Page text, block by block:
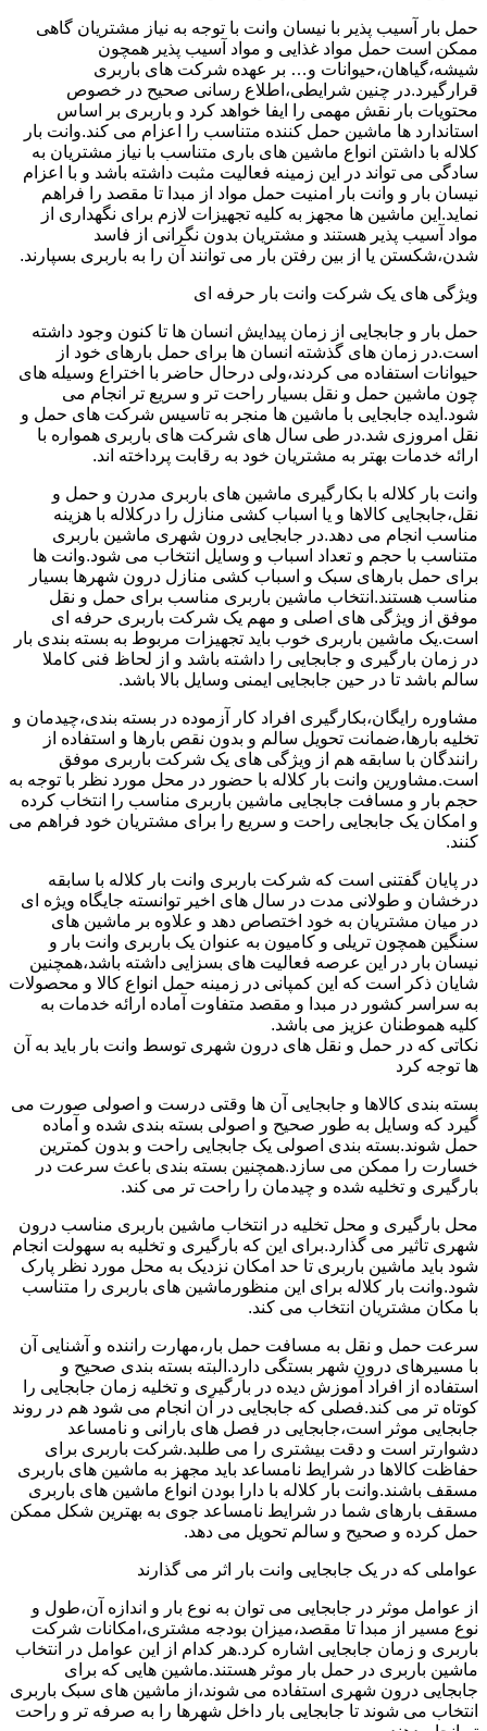
حمل بار آسیب پذیر با نیسان وانت با توجه به نیاز مشتریان گاهی
ممکن است حمل مواد غذایی و مواد آسیب پذیر همچون
شیشه،گیاهان،حیوانات و… بر عهده شرکت های باربری
قرارگیرد.در چنین شرایطی،اطلاع رسانی صحیح در خصوص
محتویات بار نقش مهمی را ایفا خواهد کرد و باربری بر اساس
استاندارد ها ماشین حمل کننده متناسب را اعزام می کند.وانت بار
کلاله با داشتن انواع ماشین های باری متناسب با نیاز مشتریان به
سادگی می تواند در این زمینه فعالیت مثبت داشته باشد و با اعزام
نیسان بار و وانت بار امنیت حمل مواد از مبدا تا مقصد را فراهم
نماید.این ماشین ها مجهز به کلیه تجهیزات لازم برای نگهداری از
مواد آسیب پذیر هستند و مشتریان بدون نگرانی از فاسد
شدن،شکستن یا از بین رفتن بار می توانند آن را به باربری بسپارند.
ویژگی های یک شرکت وانت بار حرفه ای
حمل بار و جابجایی از زمان پیدایش انسان ها تا کنون وجود داشته
است.در زمان های گذشته انسان ها برای حمل بارهای خود از
حیوانات استفاده می کردند،ولی درحال حاضر با اختراع وسیله های
چون ماشین حمل و نقل بسیار راحت تر و سریع تر انجام می
شود.ایده جابجایی با ماشین ها منجر به تاسیس شرکت های حمل و
نقل امروزی شد.در طی سال های شرکت های باربری همواره با
ارائه خدمات بهتر به مشتریان خود به رقابت پرداخته اند.
وانت بار کلاله با بکارگیری ماشین های باربری مدرن و حمل و
نقل،جابجایی کالاها و یا اسباب کشی منازل را درکلاله با هزینه
مناسب انجام می دهد.در جابجایی درون شهری ماشین باربری
متناسب با حجم و تعداد اسباب و وسایل انتخاب می شود.وانت ها
برای حمل بارهای سبک و اسباب کشی منازل درون شهرها بسیار
مناسب هستند.انتخاب ماشین باربری مناسب برای حمل و نقل
موفق از ویژگی های اصلی و مهم یک شرکت باربری حرفه ای
است.یک ماشین باربری خوب باید تجهیزات مربوط به بسته بندی بار
در زمان بارگیری و جابجایی را داشته باشد و از لحاظ فنی کاملا
سالم باشد تا در حین جابجایی ایمنی وسایل بالا باشد.
مشاوره رایگان،بکارگیری افراد کار آزموده در بسته بندی،چیدمان و
تخلیه بارها،ضمانت تحویل سالم و بدون نقص بارها و استفاده از
رانندگان با سابقه هم از ویژگی های یک شرکت باربری موفق
است.مشاورین وانت بار کلاله با حضور در محل مورد نظر با توجه به
حجم بار و مسافت جابجایی ماشین باربری مناسب را انتخاب کرده
و امکان یک جابجایی راحت و سریع را برای مشتریان خود فراهم می
کنند.
در پایان گفتنی است که شرکت باربری وانت بار کلاله با سابقه
درخشان و طولانی مدت در سال های اخیر توانسته جایگاه ویژه ای
در میان مشتریان به خود اختصاص دهد و علاوه بر ماشین های
سنگین همچون تریلی و کامیون به عنوان یک باربری وانت بار و
نیسان بار در این عرصه فعالیت های بسزایی داشته باشد،همچنین
شایان ذکر است که این کمپانی در زمینه حمل انواع کالا و محصولات
به سراسر کشور در مبدا و مقصد متفاوت آماده ارائه خدمات به
کلیه هموطنان عزیز می باشد.
نکاتی که در حمل و نقل های درون شهری توسط وانت بار باید به آن
ها توجه کرد
بسته بندی کالاها و جابجایی آن ها وقتی درست و اصولی صورت می
گیرد که وسایل به طور صحیح و اصولی بسته بندی شده و آماده
حمل شوند.بسته بندی اصولی یک جابجایی راحت و بدون کمترین
خسارت را ممکن می سازد.همچنین بسته بندی باعث سرعت در
بارگیری و تخلیه شده و چیدمان را راحت تر می کند.
محل بارگیری و محل تخلیه در انتخاب ماشین باربری مناسب درون
شهری تاثیر می گذارد.برای این که بارگیری و تخلیه به سهولت انجام
شود باید ماشین باربری تا حد امکان نزدیک به محل مورد نظر پارک
شود.وانت بار کلاله برای این منظورماشین های باربری را متناسب
با مکان مشتریان انتخاب می کند.
سرعت حمل و نقل به مسافت حمل بار،مهارت راننده و آشنایی آن
با مسیرهای درون شهر بستگی دارد.البته بسته بندی صحیح و
استفاده از افراد آموزش دیده در بارگیری و تخلیه زمان جابجایی را
کوتاه تر می کند.فصلی که جابجایی در آن انجام می شود هم در روند
جابجایی موثر است،جابجایی در فصل های بارانی و نامساعد
دشوارتر است و دقت بیشتری را می طلبد.شرکت باربری برای
حفاظت کالاها در شرایط نامساعد باید مجهز به ماشین های باربری
مسقف باشند.وانت بار کلاله با دارا بودن انواع ماشین های باربری
مسقف بارهای شما در شرایط نامساعد جوی به بهترین شکل ممکن
حمل کرده و صحیح و سالم تحویل می دهد.
عواملی که در یک جابجایی وانت بار اثر می گذارند
از عوامل موثر در جابجایی می توان به نوع بار و اندازه آن،طول و
نوع مسیر از مبدا تا مقصد،میزان بودجه مشتری،امکانات شرکت
باربری و زمان جابجایی اشاره کرد.هر کدام از این عوامل در انتخاب
ماشین باربری در حمل بار موثر هستند.ماشین هایی که برای
جابجایی درون شهری استفاده می شوند،از ماشین های سبک باربری
انتخاب می شوند تا جابجایی بار داخل شهرها را به صرفه تر و راحت